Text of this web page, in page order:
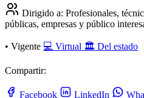
Dirigido a: Profesionales,
públicas, empresas y público
• Vigente 💻 Virtual 🏛️ Del estado
Compartir:
Facebook LinkedIn